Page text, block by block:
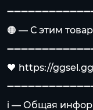
🟠 — С этим
🖤 https://
ℹ️ — Общая